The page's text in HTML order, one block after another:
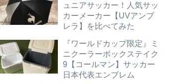
ュニアサッカー！人気サッ
カーメーカー【UVアンブ
レラ】を比べてみた
『ワールドカップ限定』ミ
ニクーラーボックステイク
9【コールマン】サッカー
日本代表エンブレム